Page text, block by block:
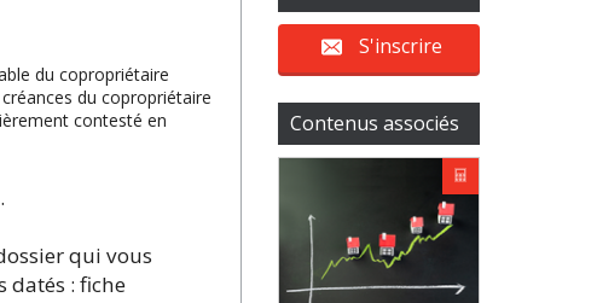
du copropriétaire
du copropriétaire
contesté en
qui vous
: fiche
S'inscrire
Contenus associés